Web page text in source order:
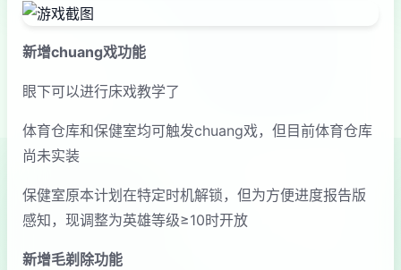
新增chuang戏功能
眼下可以进行床戏教学了
体育仓库和保健室均可触发chuang戏，但目前体育仓库
尚未实装
保健室原本计划在特定时机解锁，但为方便进度报告版
感知，现调整为英雄等级≥10时开放
新增毛剃除功能